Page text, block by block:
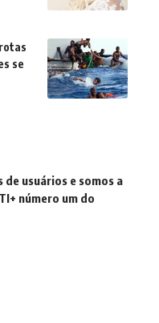
se
usuários e somos a
número um do